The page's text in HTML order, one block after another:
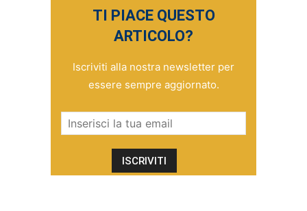
TI PIACE QUESTO
ARTICOLO?
Iscriviti alla nostra newsletter per
essere sempre aggiornato.